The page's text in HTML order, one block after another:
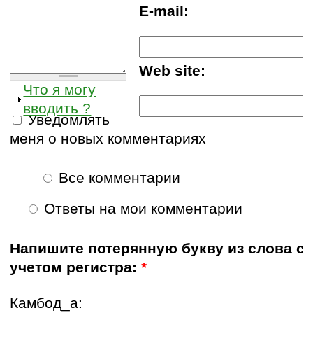
E-mail:
Web site:
Что я могу
вводить ?
Уведомлять
меня о новых комментариях
Все комментарии
Ответы на мои комментарии
Напишите потерянную букву из слова с
учетом регистра:*
Камбод_а: